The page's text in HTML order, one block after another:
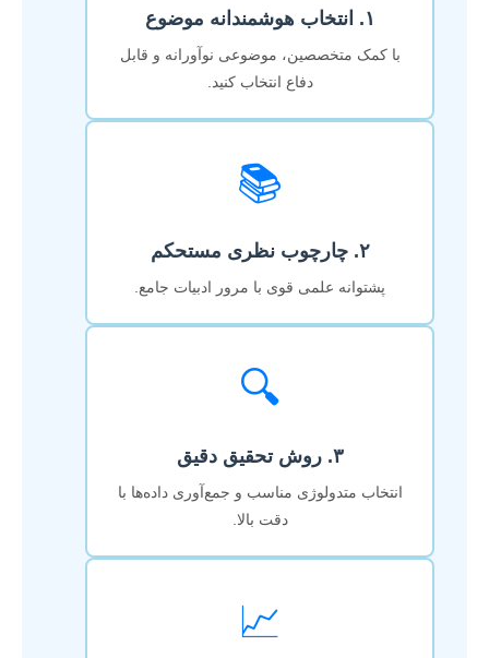
۱. انتخاب هوشمندانه موضوع
با کمک متخصصین، موضوعی نوآورانه و قابل
دفاع انتخاب کنید.
📚
۲. چارچوب نظری مستحکم
پشتوانه علمی قوی با مرور ادبیات جامع.
🔍
۳. روش تحقیق دقیق
انتخاب متدولوژی مناسب و جمع‌آوری داده‌ها با
دقت بالا.
📈